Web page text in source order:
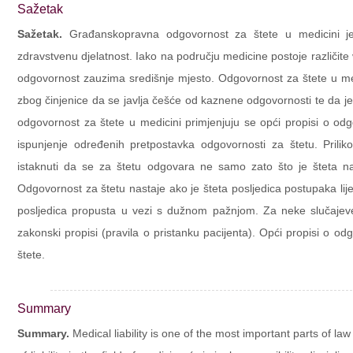
Sažetak
Sažetak. Građanskopravna odgovornost za štete u
zdravstvenu djelatnost. Iako na području medicine postoje
odgovornost zauzima središnje mjesto. Odgovornost za štete u
zbog činjenice da se javlja češće od kaznene odgovornosti te da
odgovornost za štete u medicini primjenjuju se opći propisi o
ispunjenje određenih pretpostavka odgovornosti za štetu.
istaknuti da se za štetu odgovara ne samo zato što je šteta
Odgovornost za štetu nastaje ako je šteta posljedica postupaka
posljedica propusta u vezi s dužnom pažnjom. Za neke
zakonski propisi (pravila o pristanku pacijenta). Opći propisi o
štete.
Summary
Summary. Medical liability is one of the most important parts of